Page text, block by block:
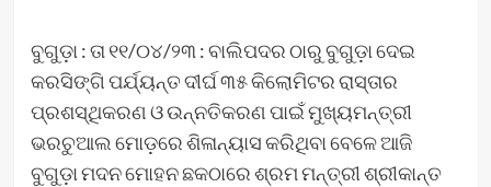
ବୁଗୁଡ଼ା : ତା ୧୧/୦୪/୨୩ : ବାଲିପଦର ଠାରୁ ବୁଗୁଡ଼ା ଦେଇ
କରସିଙ୍ଗି ପର୍ଯ୍ୟନ୍ତ ଦୀର୍ଘ ୩୫ କିଲୋମିଟର ରାସ୍ତାର
ପ୍ରଶସ୍ଥିକରଣ ଓ ଉନ୍ନତିକରଣ ପାଇଁ ମୁଖ୍ୟମନ୍ତ୍ରୀ
ଭରଚୁଆଲ ମୋଡ଼ରେ ଶିଳାନ୍ୟାସ କରିଥିବା ବେଳେ ଆଜି
ବୁଗୁଡ଼ା ମଦନ ମୋହନ ଛକଠାରେ ଶ୍ରମ ମନ୍ତ୍ରୀ ଶ୍ରୀକାନ୍ତ